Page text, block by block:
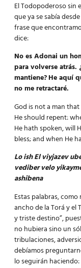
El Todopoderoso
que ya se sabía
frase que
dice:
No es Adonai un
para volverse atrás.
mantiene?He aquí
no me retractaré.
God is not a man
He should repent:
He hath spoken, will
bless; and when He
Lo ish El viyjazev
vediber velo
ashibena
Estas palabras,
ancho de la Torá y el
y triste destino”,
no hubiera sino un
tribulaciones,
debíamos
lo seguirán haciendo: